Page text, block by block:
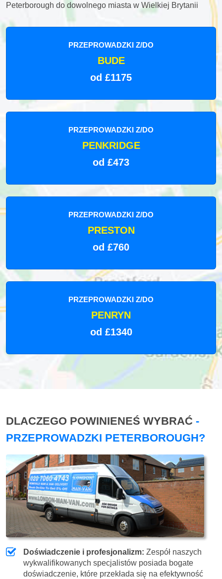
Peterborough do dowolnego miasta w Wielkiej Brytanii
PRZEPROWADZKI Z/DO
BUDE
od £1175
PRZEPROWADZKI Z/DO
PENKRIDGE
od £473
PRZEPROWADZKI Z/DO
PRESTON
od £760
PRZEPROWADZKI Z/DO
PENRYN
od £1340
DLACZEGO POWINIENEŚ WYBRAĆ -
PRZEPROWADZKI PETERBOROUGH?
Doświadczenie i profesjonalizm: Zespół naszych
wykwalifikowanych specjalistów posiada bogate
doświadczenie, które przekłada się na efektywność